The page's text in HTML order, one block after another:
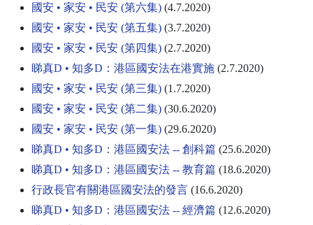
國安 • 家安 • 民安 (第六集) (4.7.2020)
國安 • 家安 • 民安 (第五集) (3.7.2020)
國安 • 家安 • 民安 (第四集) (2.7.2020)
睇真D • 知多D：港區國安法在港實施 (2.7.2020)
國安 • 家安 • 民安 (第三集) (1.7.2020)
國安 • 家安 • 民安 (第二集) (30.6.2020)
國安 • 家安 • 民安 (第一集) (29.6.2020)
睇真D • 知多D：港區國安法 -- 創科篇 (25.6.2020)
睇真D • 知多D：港區國安法 -- 教育篇 (18.6.2020)
行政長官有關港區國安法的發言 (16.6.2020)
睇真D • 知多D：港區國安法 -- 經濟篇 (12.6.2020)